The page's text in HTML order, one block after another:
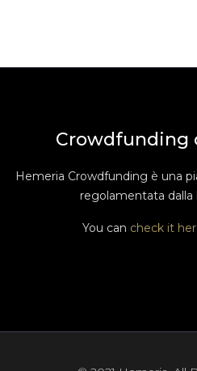
Crowdfunding
Hemeria Crowdfunding è una
regolamentata dalla
You can check it